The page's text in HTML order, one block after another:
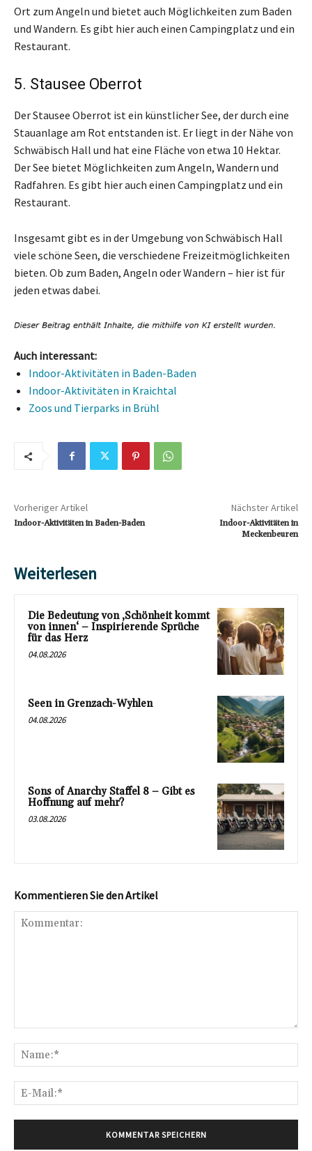
Ort zum Angeln und bietet auch Möglichkeiten zum Baden
und Wandern. Es gibt hier auch einen Campingplatz und ein
Restaurant.
5. Stausee Oberrot
Der Stausee Oberrot ist ein künstlicher See, der durch eine
Stauanlage am Rot entstanden ist. Er liegt in der Nähe von
Schwäbisch Hall und hat eine Fläche von etwa 10 Hektar.
Der See bietet Möglichkeiten zum Angeln, Wandern und
Radfahren. Es gibt hier auch einen Campingplatz und ein
Restaurant.
Insgesamt gibt es in der Umgebung von Schwäbisch Hall
viele schöne Seen, die verschiedene Freizeitmöglichkeiten
bieten. Ob zum Baden, Angeln oder Wandern – hier ist für
jeden etwas dabei.
Auch interessant:
Indoor-Aktivitäten in Baden-Baden
Indoor-Aktivitäten in Kraichtal
Zoos und Tierparks in Brühl
Vorheriger Artikel
Indoor-Aktivitäten in Baden-Baden
Nächster Artikel
Indoor-Aktivitäten in
Meckenbeuren
Weiterlesen
Die Bedeutung von ‚Schönheit kommt
von innen‘ – Inspirierende Sprüche
für das Herz
04.08.2026
Seen in Grenzach-Wyhlen
04.08.2026
Sons of Anarchy Staffel 8 – Gibt es
Hoffnung auf mehr?
03.08.2026
Kommentieren Sie den Artikel